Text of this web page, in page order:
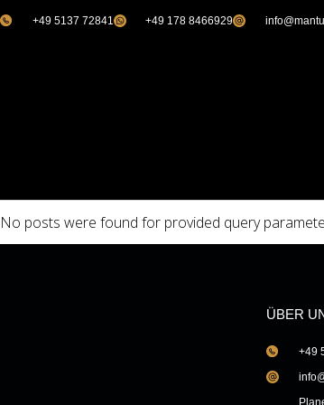
+49 5137 72841 +49 178 8466929
No posts were found for provided query
ÜBER
+49